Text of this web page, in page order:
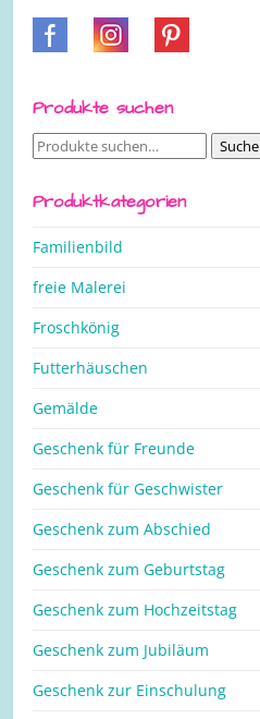
Produkte suchen
Suche
Suche
Produktkategorien
Familienbild
freie Malerei
Froschkönig
Futterhäuschen
Gemälde
Geschenk für Freunde
Geschenk für Geschwister
Geschenk zum Abschied
Geschenk zum Geburtstag
Geschenk zum Hochzeitstag
Geschenk zum Jubiläum
Geschenk zur Einschulung